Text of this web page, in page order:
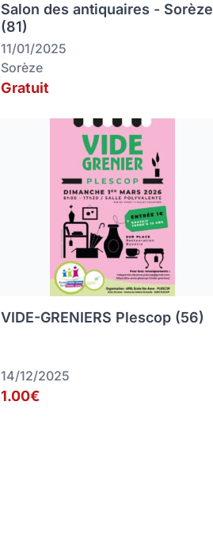
Salon des antiquaires - Sorèze
(81)
11/01/2025
Sorèze
Gratuit
VIDE-GRENIERS Plescop (56)
14/12/2025
1.00€